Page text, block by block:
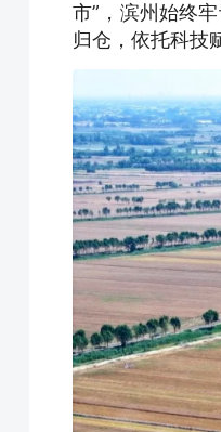
市”，滨州始终
归仓，依托科技